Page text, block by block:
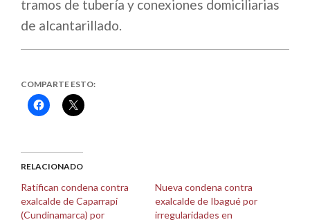
tramos de tubería y conexiones domiciliarias
de alcantarillado.
COMPARTE ESTO:
Haz
clic
(Se
abre
una
ventana
nueva)
Haz
clic
(Se
abre
una
ventana
nueva)
RELACIONADO
Ratifican condena contra
exalcalde de Caparrapí
(Cundinamarca) por
Nueva condena contra
exalcalde de Ibagué por
irregularidades en